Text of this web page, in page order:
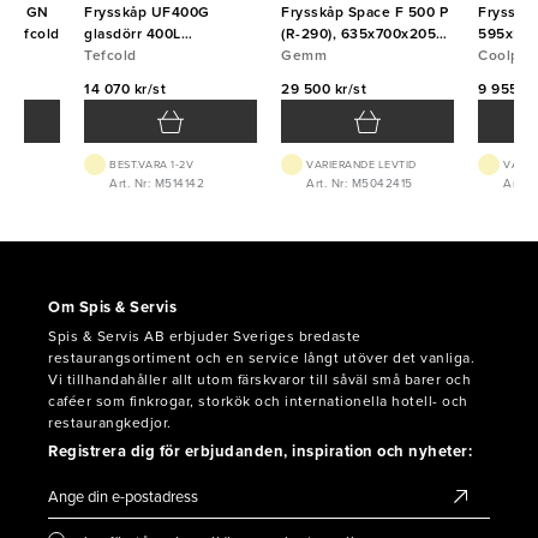
GN
Tefcold
Frysskåp UF400G
glasdörr 400L
600x585x1855 Tefcold
Tefcold
14 070 kr/st
BEST.VARA 1-2V
Art. Nr: M514142
Frysskåp Space F 500 P
(R-290), 635x700x2050,
Gemm
Gemm
29 500 kr/st
VARIERANDE LEVTID
Art. Nr: M5042415
Coolpart
9 955
Art.
Om Spis & Servis
Spis & Servis AB erbjuder Sveriges bredaste
restaurangsortiment och en service långt utöver det vanliga.
Vi tillhandahåller allt utom färskvaror till såväl små barer och
caféer som finkrogar, storkök och internationella hotell- och
restaurangkedjor.
Registrera dig för erbjudanden, inspiration och nyheter: